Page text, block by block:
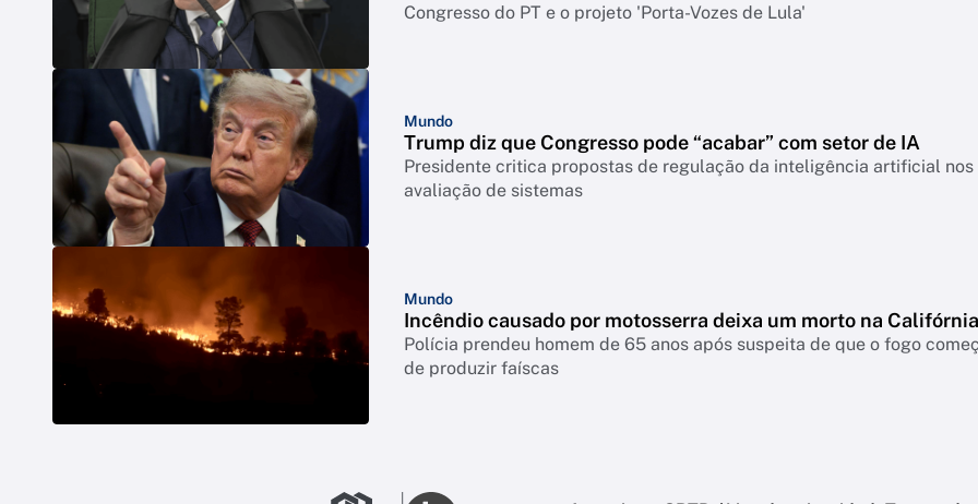
Congresso do PT e o projeto 'Porta-Vozes de Lula'
Mundo
Trump diz que Congresso pode “acabar” com setor de IA
Presidente critica propostas de regulação da inteligência artificial nos
avaliação de sistemas
Mundo
Incêndio causado por motosserra deixa um morto na Califórnia
Polícia prendeu homem de 65 anos após suspeita de que o fogo
de produzir faíscas